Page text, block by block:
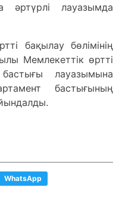
әртүрлі лауазымда
бақылау бөлімінің
Мемлекеттік өртті
лауазымына
бастығының
WhatsApp